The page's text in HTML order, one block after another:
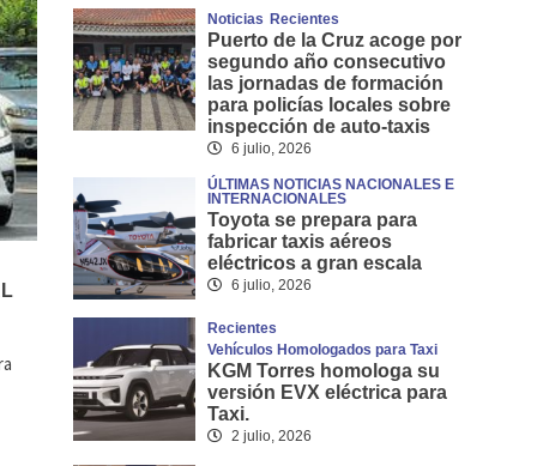
Noticias Recientes
Puerto de la Cruz acoge por
segundo año consecutivo
las jornadas de formación
para policías locales sobre
inspección de auto-taxis
6 julio, 2026
ÚLTIMAS NOTICIAS NACIONALES E
INTERNACIONALES
Toyota se prepara para
fabricar taxis aéreos
eléctricos a gran escala
6 julio, 2026
Recientes
Vehículos Homologados para Taxi
KGM Torres homologa su
versión EVX eléctrica para
Taxi.
2 julio, 2026